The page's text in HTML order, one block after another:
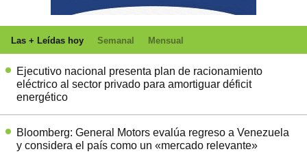
Las + Leídas hoy Semanal Mensual
Ejecutivo nacional presenta plan de racionamiento
eléctrico al sector privado para amortiguar déficit
energético
Bloomberg: General Motors evalúa regreso a Venezuela
y considera el país como un «mercado relevante»